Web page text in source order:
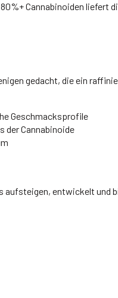
Cannabinoiden liefert
gedacht, die ein
Geschmacksprofile
der Cannabinoide
aufsteigen, entwickelt und